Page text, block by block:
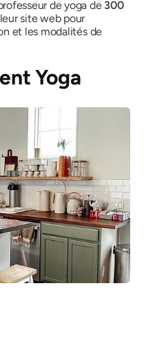
de yoga de 300
site web pour
et les modalités de
Yoga